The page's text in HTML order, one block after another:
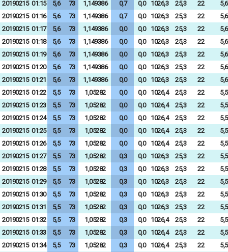
20190215 01:15 5,6 73 1,149386 0,7 0,0 1026,3 25,3 22
5,6
20190215 01:16 5,6 73 1,149386 0,7 0,0 1026,3 25,3 22
5,6
20190215 01:17 5,6 73 1,149386 0,0 0,0 1026,3 25,3 22
5,6
20190215 01:18 5,6 73 1,149386 0,0 0,0 1026,3 25,3 22
5,6
20190215 01:19 5,6 73 1,149386 0,0 0,0 1026,3 25,3 22
5,6
20190215 01:20 5,6 73 1,149386 0,0 0,0 1026,3 25,3 22
5,6
20190215 01:21 5,6 73 1,149386 0,0 0,0 1026,3 25,3 22
5,6
20190215 01:22 5,5 73 1,05282 0,0 0,0 1026,4 25,3 22
5,5
20190215 01:23 5,5 73 1,05282 0,0 0,0 1026,4 25,3 22
5,5
20190215 01:24 5,5 73 1,05282 0,0 0,0 1026,4 25,3 22
5,5
20190215 01:25 5,5 73 1,05282 0,0 0,0 1026,4 25,3 22
5,5
20190215 01:26 5,5 73 1,05282 0,0 0,0 1026,4 25,3 22
5,5
20190215 01:27 5,5 73 1,05282 0,3 0,0 1026,3 25,3 22
5,5
20190215 01:28 5,5 73 1,05282 0,3 0,0 1026,3 25,3 22
5,5
20190215 01:29 5,5 73 1,05282 0,3 0,0 1026,3 25,3 22
5,5
20190215 01:30 5,5 73 1,05282 0,3 0,0 1026,3 25,3 22
5,5
20190215 01:31 5,5 73 1,05282 0,3 0,0 1026,3 25,3 22
5,5
20190215 01:32 5,5 73 1,05282 0,3 0,0 1026,4 25,3 22
5,5
20190215 01:33 5,5 73 1,05282 0,3 0,0 1026,4 25,3 22
5,5
20190215 01:34 5,5 73 1,05282 0,3 0,0 1026,4 25,3 22
5,5